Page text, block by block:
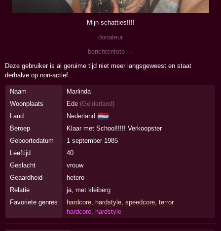
Mijn schatties!!!!
donateur
berichtenfoto →
Deze gebruiker is al geruime tijd niet meer langsgeweest en staat
derhalve op non-actief.
Naam
Marlinda
Woonplaats
Ede (Gelderland)
Land
Nederland 🇳🇱
Beroep
Klaar met School!!!!! Verkoopster
Geboortedatum
1 september 1985
Leeftijd
40
Geslacht
vrouw
Geaardheid
hetero
Relatie
ja, met kleiberg
Favoriete genres
hardcore, hardstyle, speedcore, terror
hardcore, hardstyle